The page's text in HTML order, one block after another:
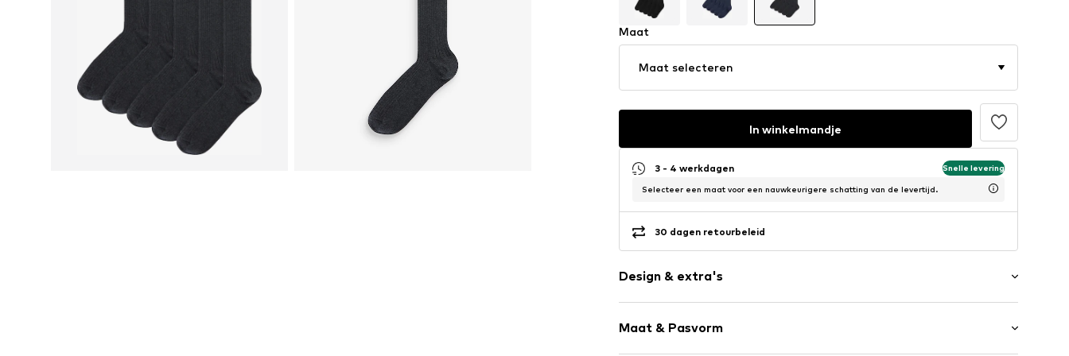
Maat
Maat selecteren
In winkelmandje
3 - 4 werkdagen Snelle levering
Selecteer een maat voor een nauwkeurigere schatting van de levertijd.
30 dagen retourbeleid
Design & extra's
Jersey
Geribd ceintuurtje
Maat & Pasvorm